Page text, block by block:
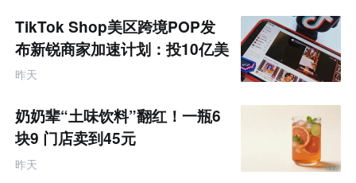
TikTok Shop美区跨境POP发
布新锐商家加速计划：投10亿美
金资源帮扶四类商家
昨天
奶奶辈“土味饮料”翻红！一瓶6
块9 门店卖到45元
昨天